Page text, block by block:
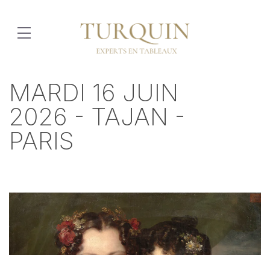
MARDI 16 JUIN
2026 - TAJAN -
PARIS